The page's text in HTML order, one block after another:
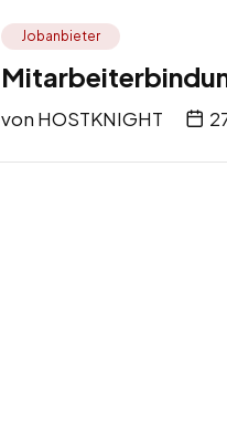
Jobanbieter
von HOSTKNIGHT